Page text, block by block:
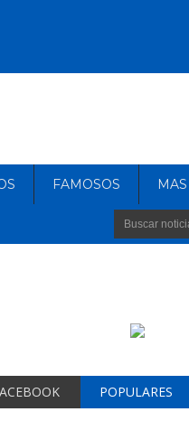
FAMOSOS MAS
POPULARES